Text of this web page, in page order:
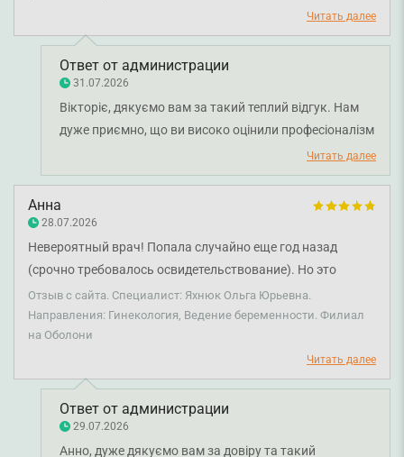
Читать далее
Ответ от администрации
31.07.2026
Вікторіє, дякуємо вам за такий теплий відгук. Нам
дуже приємно, що ви високо оцінили професіоналізм
лікаря-акушер-гінеколога Олени Ютовець та її
уважний підхід до пацієнтів. Ми раді, що під час
прийому ви почувалися спокійно, комфортно й у
довірливій атмосфері, адже саме це є важливою
складовою якісної медичної допомоги. Бажаємо вам
міцного здоров'я!
Читать далее
Анна
28.07.2026
Невероятный врач! Попала случайно еще год назад
(срочно требовалось освидетельствование). Но это
впервые, когда столь спокойно, приятно и дружелюбно
прошел визит. Теперь пришла с беременностью и
желанием, чтобы именно этот врач ее вела! Муж
присутствовал на УЗИ и сказал также, что ну очень
приятный врач. Я, как человек с тревожным
расстройством, абсолютно рекомендую Ольгу Юрьевну,
если хотите, чтобы визит к гинекологу был спокойным и
перед дверью вас не трясло, а наоборот была улыбка.
Отзыв с сайта. Специалист: Яхнюк Ольга Юрьевна.
Направления: Гинекология, Ведение беременности. Филиал
на Оболони
Читать далее
Ответ от администрации
29.07.2026
Анно, дуже дякуємо вам за довіру та такий